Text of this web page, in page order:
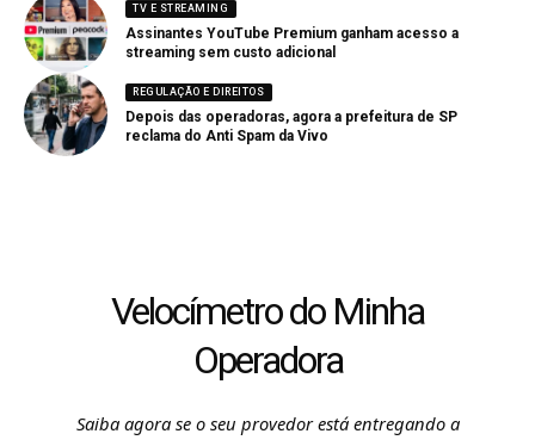
TV E STREAMING
Assinantes YouTube Premium ganham acesso a
streaming sem custo adicional
REGULAÇÃO E DIREITOS
Depois das operadoras, agora a prefeitura de SP
reclama do Anti Spam da Vivo
Velocímetro do Minha
Operadora
Saiba agora se o seu provedor está entregando a